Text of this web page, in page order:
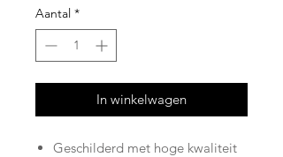
Aantal *
In winkelwagen
Geschilderd met hoge kwaliteit